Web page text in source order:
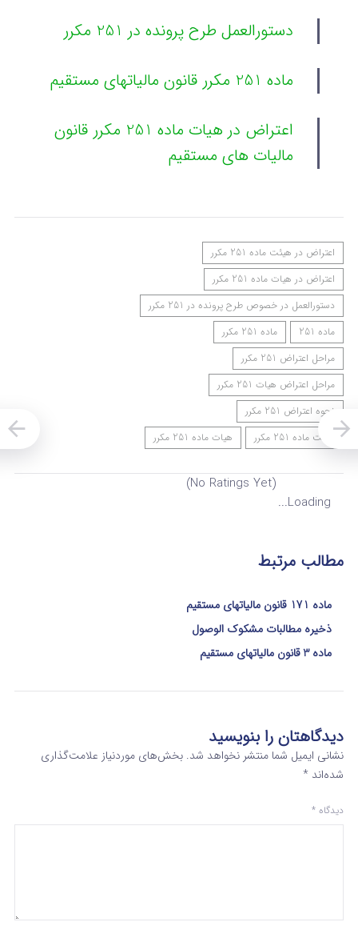
دستورالعمل طرح پرونده در 251 مکرر
ماده 251 مکرر قانون مالیاتهای مستقیم
اعتراض در هیات ماده 251 مکرر قانون
مالیات های مستقیم
اعتراض در هیئت ماده 251 مکرر
اعتراض در هیات ماده 251 مکرر
دستورالعمل در خصوص طرح پرونده در 251 مکرر
ماده 251
ماده 251 مکرر
مراحل اعتراض 251 مکرر
مراحل اعتراض هیات 251 مکرر
نحوه اعتراض 251 مکرر
هیئت ماده 251 مکرر
هیات ماده 251 مکرر
(No Ratings Yet)
Loading...
مطالب مرتبط
ماده 171 قانون مالیاتهای مستقیم
ذخیره مطالبات مشکوک الوصول
ماده 3 قانون مالیاتهای مستقیم
دیدگاهتان را بنویسید
نشانی ایمیل شما منتشر نخواهد شد. بخش‌های موردنیاز علامت‌گذاری
شده‌اند *
دیدگاه *